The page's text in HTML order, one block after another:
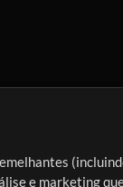
e marketing